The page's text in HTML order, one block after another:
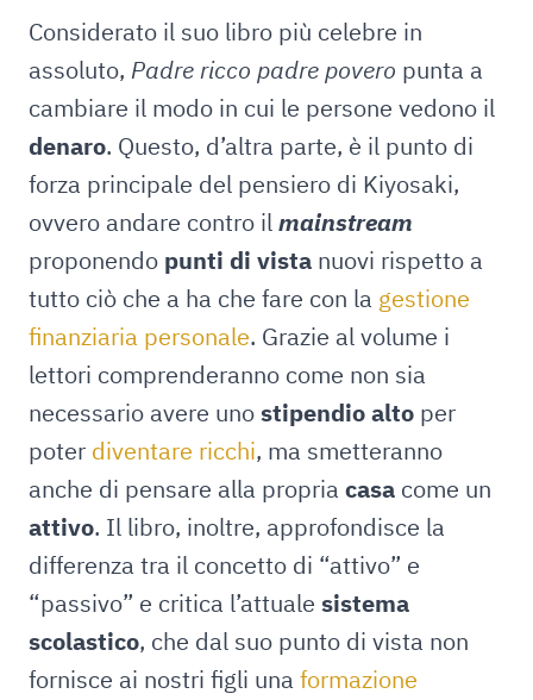
Considerato il suo libro più celebre in
assoluto, Padre ricco padre povero punta a
cambiare il modo in cui le persone vedono il
denaro. Questo, d’altra parte, è il punto di
forza principale del pensiero di Kiyosaki,
ovvero andare contro ilmainstream
proponendo punti di vista nuovi rispetto a
tutto ciò che a ha che fare con la gestione
finanziaria personale. Grazie al volume i
lettori comprenderanno come non sia
necessario avere unostipendioalto per
poter diventare ricchi, ma smetteranno
anche di pensare alla propria casa come un
attivo. Il libro, inoltre, approfondisce la
differenza tra il concetto di “attivo” e
“passivo” e critica l’attuale sistema
scolastico, che dal suo punto di vista non
fornisce ai nostri figli una formazione